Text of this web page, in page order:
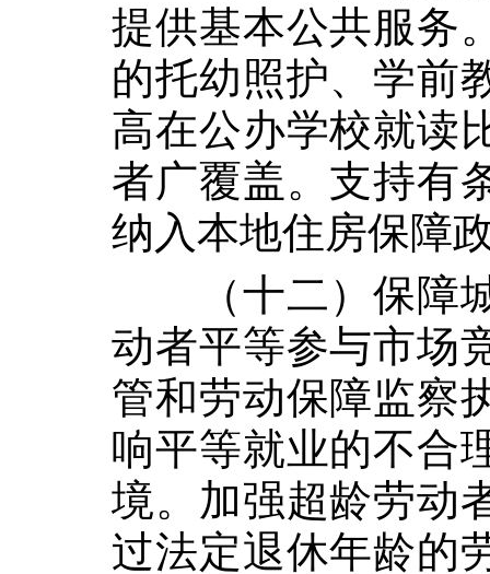
提供基本公共服务
的托幼照护、学前
高在公办学校就读
者广覆盖。支持有
纳入本地住房保障
（十二）保
动者平等参与市场
管和劳动保障监察
响平等就业的不合
境。加强超龄劳动
过法定退休年龄的